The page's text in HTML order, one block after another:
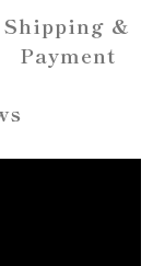
Shipping &
Payment